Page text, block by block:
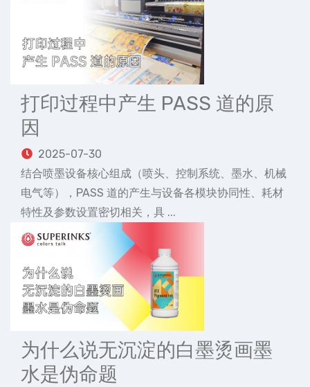
打印过程中产生 PASS 道的原
因
2025-07-30
结合喷墨设备核心组成（喷头、控制系统、墨水、机械
电气等），PASS 道的产生与设备各模块协同性、耗材
特性及参数设置密切相关，具 ...
为什么说无沉淀的白墨烫画墨
水是伪命题